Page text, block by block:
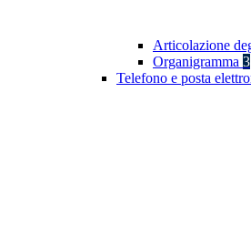
Articolazione
Organigramma 3
Telefono e posta